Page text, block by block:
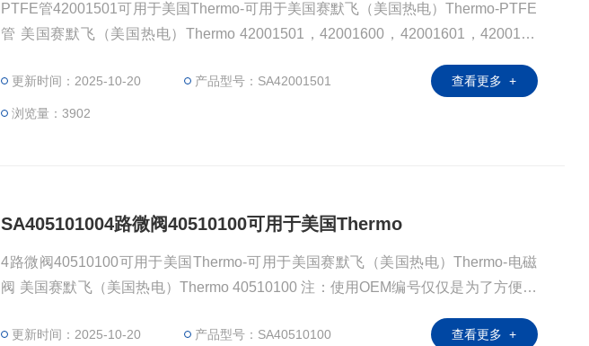
PTFE管42001501可用于美国Thermo-可用于美国赛默飞（美国热电）Thermo-PTFE
管 美国赛默飞（美国热电）Thermo 42001501，42001600，42001601，4200170
自OEM厂商；我们提供的所有产品都是高质量高性价的，适用于所对应仪器。
更新时间：2025-10-20 产品型号：SA42001501
浏览量：3902
查看更多 +
SA405101004路微阀40510100可用于美国Thermo
4路微阀40510100可用于美国Thermo-可用于美国赛默飞（美国热电）Thermo-电磁
阀 美国赛默飞（美国热电）Thermo 40510100 注：使用OEM编号仅仅是为了方便查
所对应仪器。
更新时间：2025-10-20 产品型号：SA40510100 查看更多 +